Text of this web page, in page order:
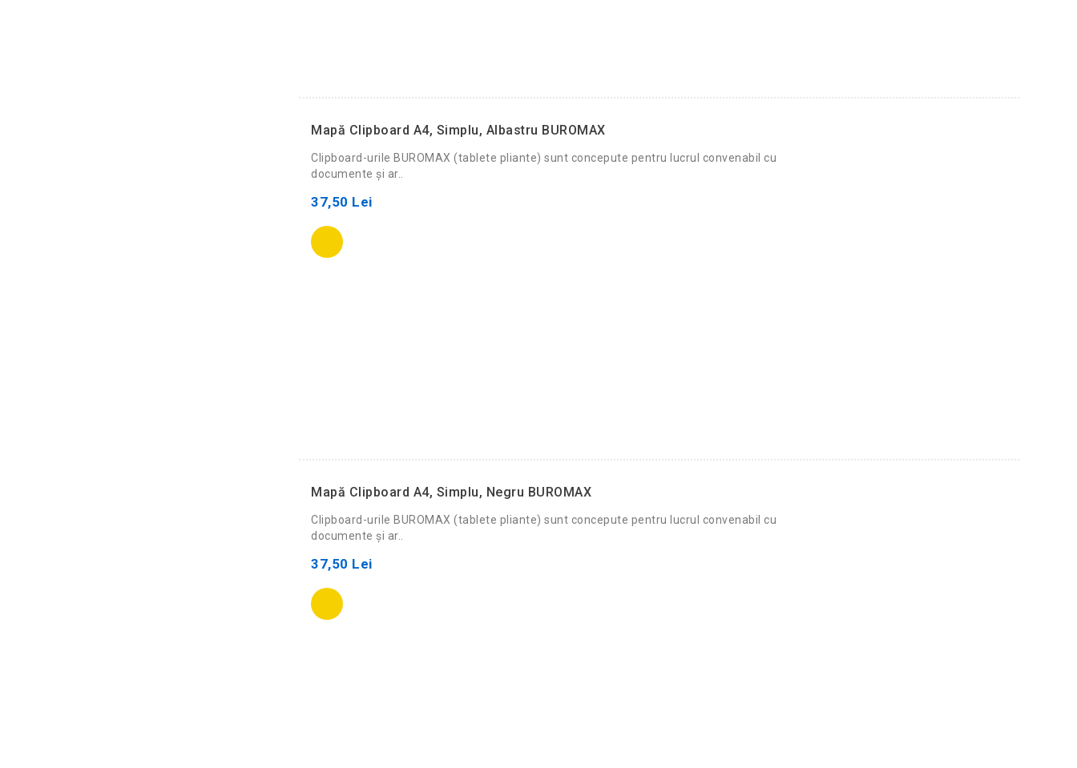
Mapă Clipboard A4, Simplu, Albastru BUROMAX
Clipboard-urile BUROMAX (tablete pliante) sunt concepute pentru lucrul convenabil cu
documente și ar..
37,50 Lei
Mapă Clipboard A4, Simplu, Negru BUROMAX
Clipboard-urile BUROMAX (tablete pliante) sunt concepute pentru lucrul convenabil cu
documente și ar..
37,50 Lei